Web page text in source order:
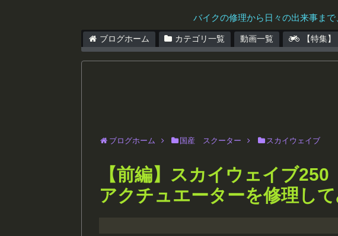
バイクの修理から日々の出来事ま
ブログホーム カテゴリ一覧 動画一覧 【特集】
ブログホーム 国産 スクーター スカイウェイブ
【前編】スカイウェイブ
アクチュエーターを修理して